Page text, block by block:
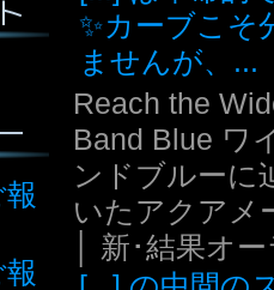
✨カーブこそ
ませんが、...
Reach the
Band Blue ワ
ンドブルーに
いたアクアメ
│ 新･結果オ